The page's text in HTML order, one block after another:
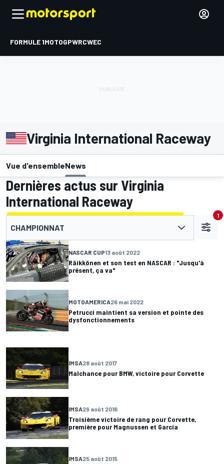
FORMULE 1MOTOGPWRCWEC
Virginia International Raceway
Vue d'ensembleNews
Dernières actus sur Virginia
International Raceway
CHAMPIONNAT
1
NASCAR CUP13 août 2022
Räikkönen et son test en NASCAR : "Jusqu'à
présent, ça va"
MOTOAMERICA26 mai 2022
Petrucci maintient sa version et pointe des
dysfonctionnements
IMSA28 août 2017
Malchance pour BMW, victoire pour Corvette
IMSA29 août 2016
Troisième victoire de rang pour Corvette,
première pour Magnussen et Garcia
IMSA25 août 2015